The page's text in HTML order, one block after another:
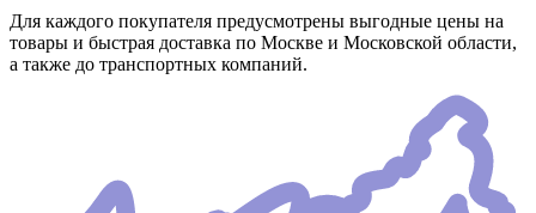
Для каждого покупателя предусмотрены выгодные цены на
товары и быстрая доставка по Москве и Московской области,
а также до транспортных компаний.